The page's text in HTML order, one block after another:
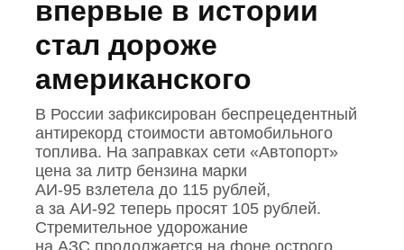
впервые в истории
стал дороже
американского
В России зафиксирован беспрецедентный
антирекорд стоимости автомобильного
топлива. На заправках сети «Автопорт»
цена за литр бензина марки
АИ‑95 взлетела до 115 рублей,
а за АИ‑92 теперь просят 105 рублей.
Стремительное удорожание